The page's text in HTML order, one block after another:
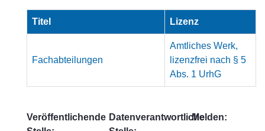
Titel Lizenz
Fachabteilungen
Amtliches Werk,
lizenzfrei nach § 5
Abs. 1 UrhG
Veröffentlichende DatenverantwortlicheMelden: